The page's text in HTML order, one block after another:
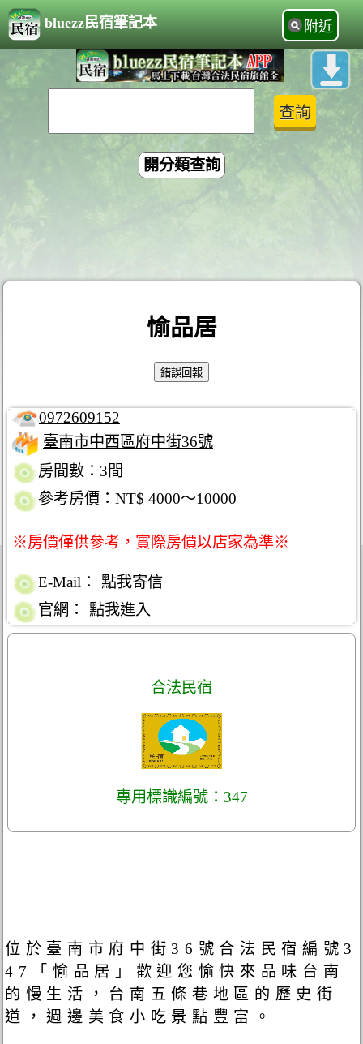
bluezz民宿筆記本 附近
開分類查詢
愉品居
0972609152
臺南市中西區府中街36號
房間數：3間
參考房價：NT$ 4000～10000
※房價僅供參考，實際房價以店家為準※
E-Mail：
點我寄信
官網：
點我進入
合法民宿
專用標識編號：347
位於臺南市府中街36號合法民宿編號3
47「愉品居」歡迎您愉快來品味台南
的慢生活，台南五條巷地區的歷史街
道，週邊美食小吃景點豐富。